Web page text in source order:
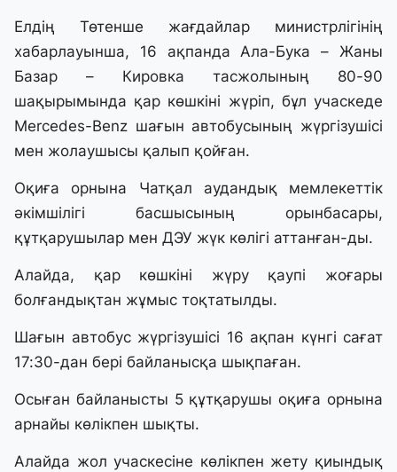
Елдің Төтенше жағдайлар министрлігінің
хабарлауынша, 16 ақпанда Ала-Бука – Жаны
Базар – Кировка тасжолының 80-90
шақырымында қар көшкіні жүріп, бұл учаскеде
Mercedes-Benz шағын автобусының жүргізушісі
мен жолаушысы қалып қойған.
Оқиға орнына Чатқал аудандық мемлекеттік
әкімшілігі басшысының орынбасары,
құтқарушылар мен ДЭУ жүк көлігі аттанған-ды.
Алайда, қар көшкіні жүру қаупі жоғары
болғандықтан жұмыс тоқтатылды.
Шағын автобус жүргізушісі 16 ақпан күнгі сағат
17:30-дан бері байланысқа шықпаған.
Осыған байланысты 5 құтқарушы оқиға орнына
арнайы көлікпен шықты.
Алайда жол учаскесіне көлікпен жету қиындық